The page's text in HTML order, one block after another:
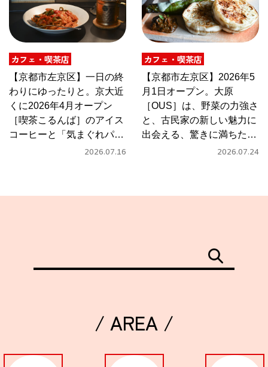
カフェ・喫茶店
【京都市左京区】一日の終
わりにゆったりと。京大近
くに2026年4月オープン
［喫茶こるんば］のアイス
コーヒーと「気まぐれパス
2026.07.16
カフェ・喫茶店
【京都市左京区】2026年5
月1日オープン。大原
［OUS］は、野菜の力強さ
と、古民家の新しい魅力に
出会える、驚きに満ちたカ
2026.07.24
/ AREA /